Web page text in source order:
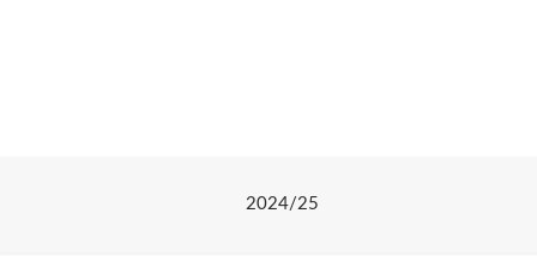
2024/25